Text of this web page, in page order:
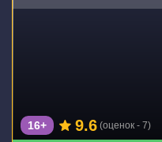
16+ 9.6 (оценок - 7)